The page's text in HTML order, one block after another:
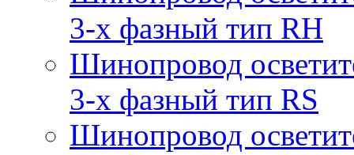
3-х фазный тип RH
Шинопровод
3-х фазный тип RS
Шинопровод